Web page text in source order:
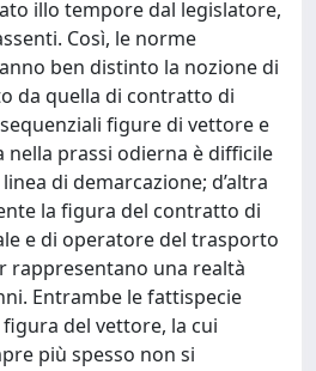
illo tempore dal legislatore,
Così, le norme
ben distinto la nozione di
da quella di contratto di
figure di vettore e
nella prassi odierna è difficile
di demarcazione; d’altra
la figura del contratto di
e di operatore del trasporto
rappresentano una realtà
Entrambe le fattispecie
del vettore, la cui
più spesso non si